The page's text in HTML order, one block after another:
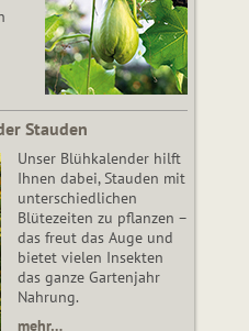
Stauden
Unser Blühkalender hilft
Ihnen dabei, Stauden mit
unterschiedlichen
Blütezeiten zu pflanzen –
das freut das Auge und
bietet vielen Insekten
das ganze Gartenjahr
Nahrung.
mehr…